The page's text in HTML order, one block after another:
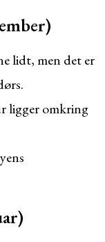
lidt, men det er
ligger omkring